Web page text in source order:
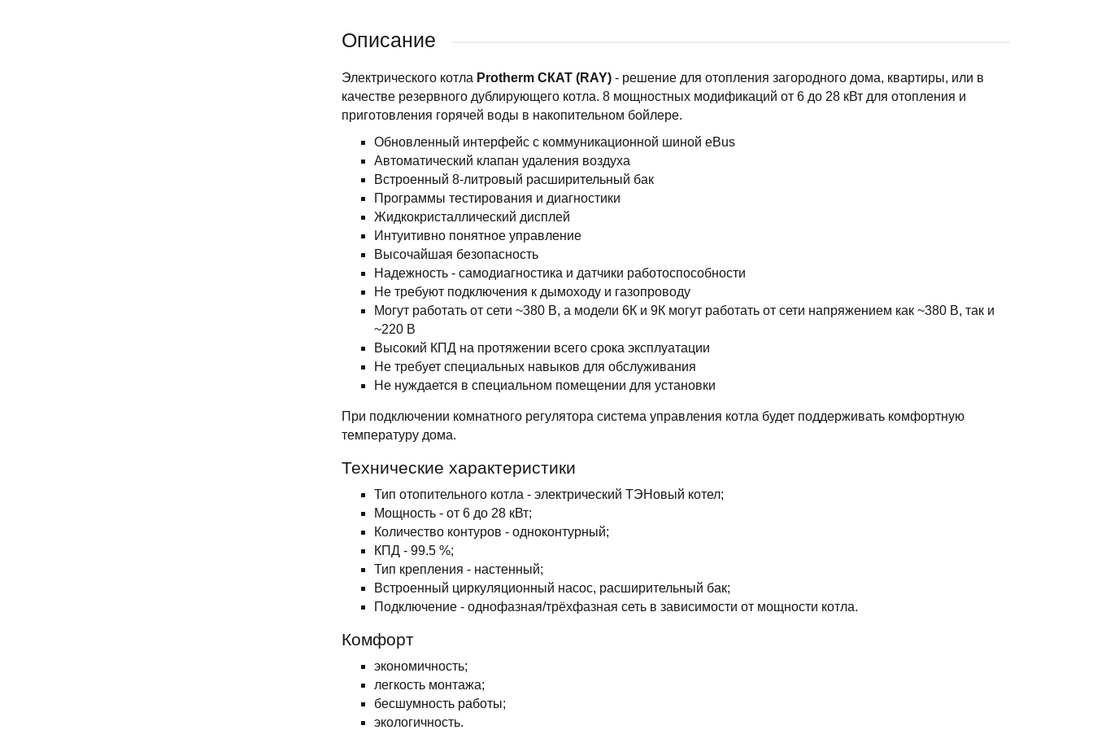
Описание
Электрического котла Protherm СКАТ (RAY)- решение для отопления загородного дома, квартиры, или в
качестве резервного дублирующего котла. 8 мощностных модификаций от 6 до 28 кВт для отопления и
приготовления горячей воды в накопительном бойлере.
Обновленный интерфейс с коммуникационной шиной eBus
Автоматический клапан удаления воздуха
Встроенный 8-литровый расширительный бак
Программы тестирования и диагностики
Жидкокристаллический дисплей
Интуитивно понятное управление
Высочайшая безопасность
Надежность - самодиагностика и датчики работоспособности
Не требуют подключения к дымоходу и газопроводу
Могут работать от сети ~380 В, а модели 6К и 9К могут работать от сети напряжением как ~380 В, так и
~220 В
Высокий КПД на протяжении всего срока эксплуатации
Не требует специальных навыков для обслуживания
Не нуждается в специальном помещении для установки
При подключении комнатного регулятора система управления котла будет поддерживать комфортную
температуру дома.
Технические характеристики
Тип отопительного котла - электрический ТЭНовый котел;
Мощность - от 6 до 28 кВт;
Количество контуров - одноконтурный;
КПД - 99.5 %;
Тип крепления - настенный;
Встроенный циркуляционный насос, расширительный бак;
Подключение - однофазная/трёхфазная сеть в зависимости от мощности котла.
Комфорт
экономичность;
легкость монтажа;
бесшумность работы;
экологичность.